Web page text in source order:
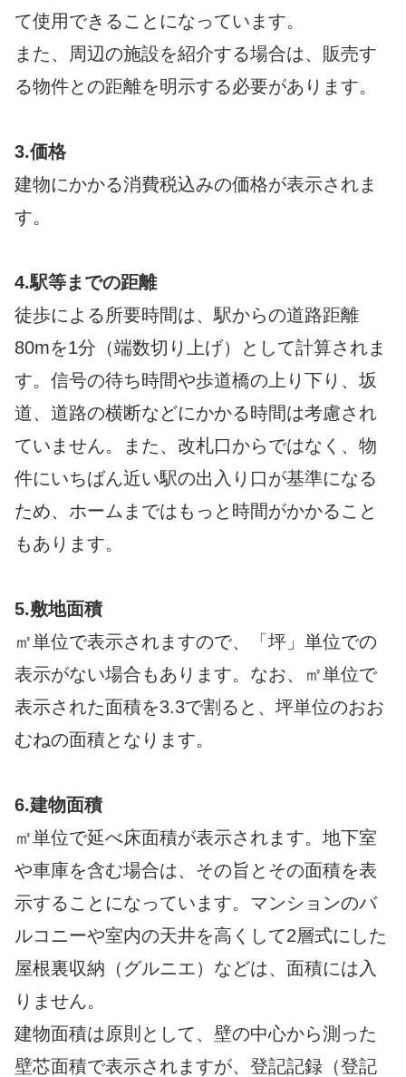
て使用できることになっています。
また、周辺の施設を紹介する場合は、販売す
る物件との距離を明示する必要があります。
3.価格
建物にかかる消費税込みの価格が表示されま
す。
4.駅等までの距離
徒歩による所要時間は、駅からの道路距離
80mを1分（端数切り上げ）として計算されま
す。信号の待ち時間や歩道橋の上り下り、坂
道、道路の横断などにかかる時間は考慮され
ていません。また、改札口からではなく、物
件にいちばん近い駅の出入り口が基準になる
ため、ホームまではもっと時間がかかること
もあります。
5.敷地面積
㎡単位で表示されますので、「坪」単位での
表示がない場合もあります。なお、㎡単位で
表示された面積を3.3で割ると、坪単位のおお
むねの面積となります。
6.建物面積
㎡単位で延べ床面積が表示されます。地下室
や車庫を含む場合は、その旨とその面積を表
示することになっています。マンションのバ
ルコニーや室内の天井を高くして2層式にした
屋根裏収納（グルニエ）などは、面積には入
りません。
建物面積は原則として、壁の中心から測った
壁芯面積で表示されますが、登記記録（登記